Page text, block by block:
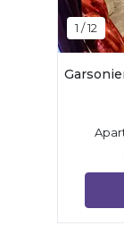
1 /12